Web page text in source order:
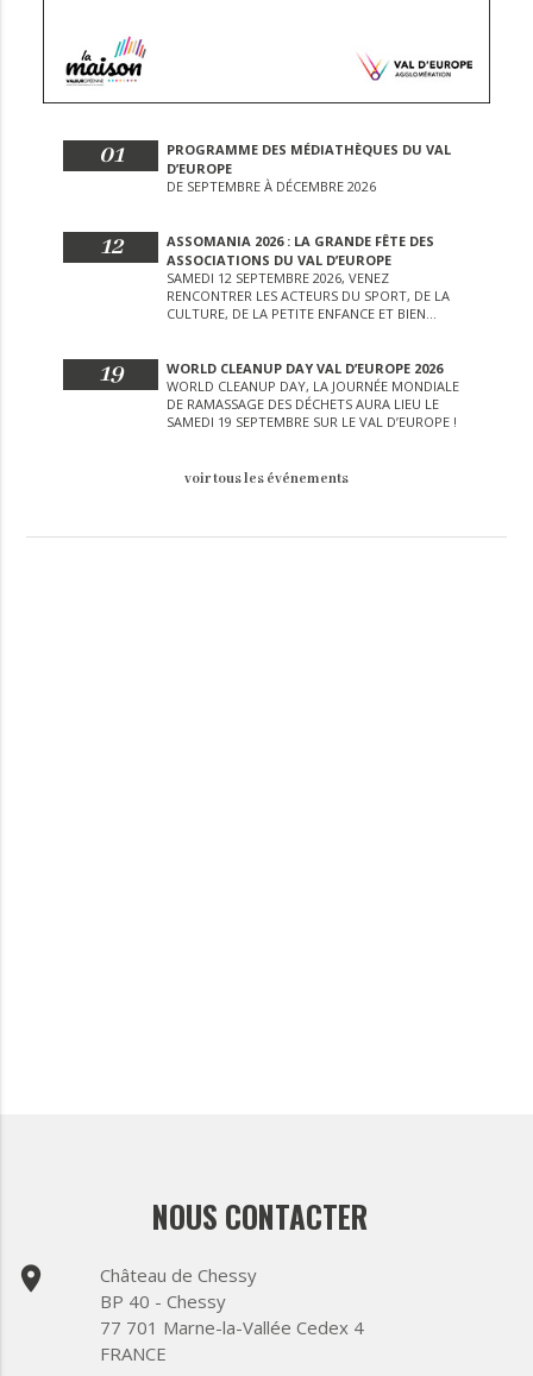
01
PROGRAMME DES MÉDIATHÈQUES DU VAL
D’EUROPE
DE SEPTEMBRE À DÉCEMBRE 2026
12
ASSOMANIA 2026 : LA GRANDE FÊTE DES
ASSOCIATIONS DU VAL D’EUROPE
SAMEDI 12 SEPTEMBRE 2026, VENEZ
RENCONTRER LES ACTEURS DU SPORT, DE LA
CULTURE, DE LA PETITE ENFANCE ET BIEN
19
WORLD CLEANUP DAY VAL D’EUROPE 2026
WORLD CLEANUP DAY, LA JOURNÉE MONDIALE
DE RAMASSAGE DES DÉCHETS AURA LIEU LE
SAMEDI 19 SEPTEMBRE SUR LE VAL D’EUROPE !
voir tous les événements
NOUS CONTACTER
place
Château de Chessy
BP 40 - Chessy
77 701 Marne-la-Vallée Cedex 4
FRANCE